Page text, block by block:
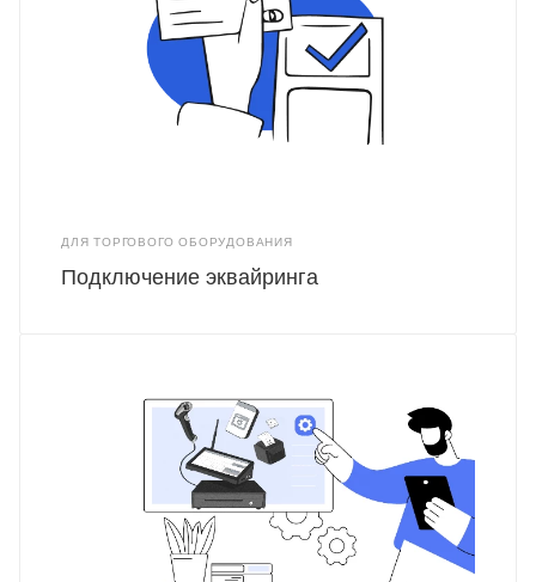
ДЛЯ ТОРГОВОГО ОБОРУДОВАНИЯ
Подключение эквайринга